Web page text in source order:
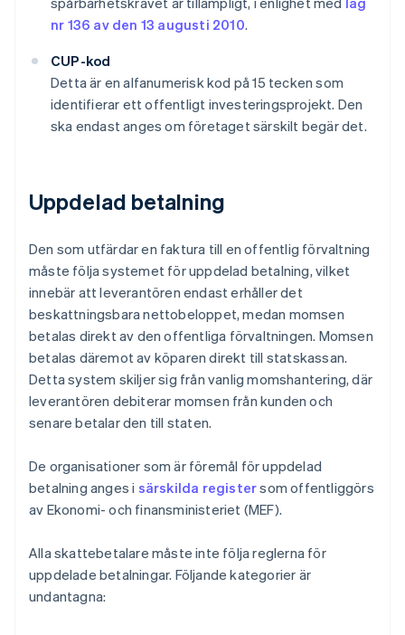
nr 136 av den 13 augusti 2010.
CUP-kod
Detta är en alfanumerisk kod på 15 tecken som
identifierar ett offentligt investeringsprojekt. Den
ska endast anges om företaget särskilt begär det.
Uppdelad betalning
Den som utfärdar en faktura till en offentlig förvaltning
måste följa systemet för uppdelad betalning, vilket
innebär att leverantören endast erhåller det
beskattningsbara nettobeloppet, medan momsen
betalas direkt av den offentliga förvaltningen. Momsen
betalas däremot av köparen direkt till statskassan.
Detta system skiljer sig från vanlig momshantering, där
leverantören debiterar momsen från kunden och
senare betalar den till staten.
De organisationer som är föremål för uppdelad
betalning anges i särskilda registersom offentliggörs
av Ekonomi- och finansministeriet (MEF).
Alla skattebetalare måste inte följa reglerna för
uppdelade betalningar. Följande kategorier är
undantagna: